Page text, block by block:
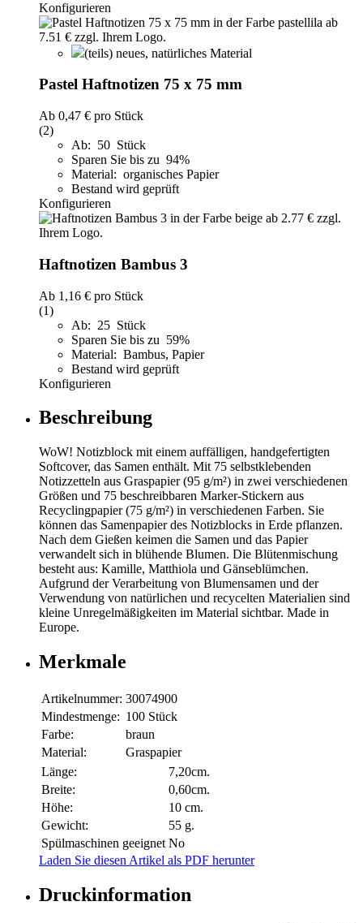
Konfigurieren
(teils) neues, natürliches Material
Pastel Haftnotizen 75 x 75 mm
Ab 0,47 € pro Stück
(2)
Ab: 50 Stück
Sparen Sie bis zu 94%
Material: organisches Papier
Bestand wird geprüft
Konfigurieren
Haftnotizen Bambus 3
Ab 1,16 € pro Stück
(1)
Ab: 25 Stück
Sparen Sie bis zu 59%
Material: Bambus, Papier
Bestand wird geprüft
Konfigurieren
Beschreibung
WoW! Notizblock mit einem auffälligen, handgefertigten
Softcover, das Samen enthält. Mit 75 selbstklebenden
Notizzetteln aus Graspapier (95 g/m²) in zwei verschiedenen
Größen und 75 beschreibbaren Marker-Stickern aus
Recyclingpapier (75 g/m²) in verschiedenen Farben. Sie
können das Samenpapier des Notizblocks in Erde pflanzen.
Nach dem Gießen keimen die Samen und das Papier
verwandelt sich in blühende Blumen. Die Blütenmischung
besteht aus: Kamille, Matthiola und Gänseblümchen.
Aufgrund der Verarbeitung von Blumensamen und der
Verwendung von natürlichen und recycelten Materialien sind
kleine Unregelmäßigkeiten im Material sichtbar. Made in
Europe.
Merkmale
Artikelnummer: 30074900
Mindestmenge: 100 Stück
Farbe:
braun
Material:
Graspapier
Länge:
7,20cm.
Breite:
0,60cm.
Höhe:
10 cm.
Gewicht:
55 g.
Spülmaschinen geeignet No
Laden Sie diesen Artikel als PDF herunter
Druckinformation